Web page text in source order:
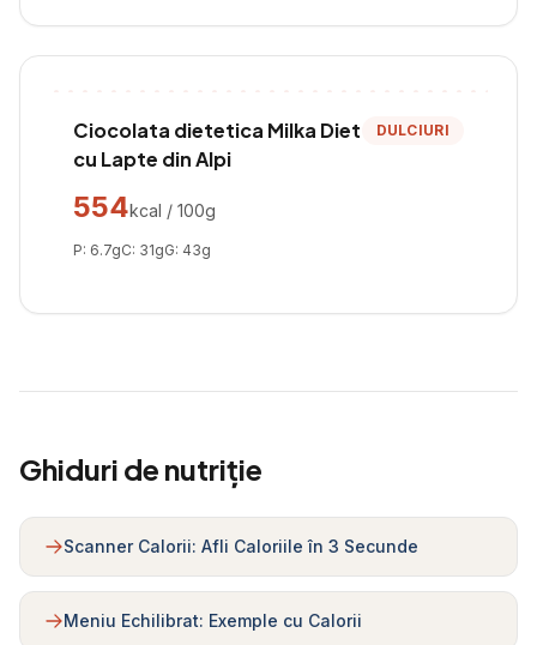
Ciocolata dietetica Milka Diet
cu Lapte din Alpi
DULCIURI
554kcal / 100g
P: 6.7gC: 31gG: 43g
Ghiduri de nutriție
Scanner Calorii: Afli Caloriile în 3 Secunde
Meniu Echilibrat: Exemple cu Calorii